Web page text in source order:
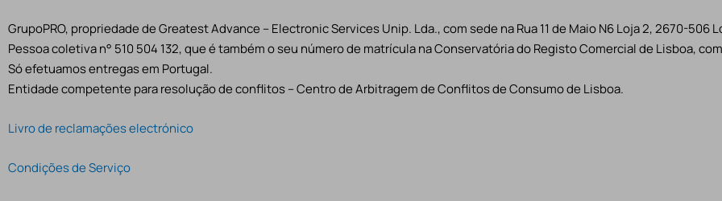
GrupoPRO, propriedade de Greatest Advance – Electronic Services Unip. Lda., com sede na Rua 11 de Maio N6 Loja 2, 2670-506
Pessoa coletiva n° 510 504 132, que é também o seu número de matrícula na Conservatória do Registo Comercial de Lisboa,
Só efetuamos entregas em Portugal.
Entidade competente para resolução de conflitos – Centro de Arbitragem de Conflitos de Consumo de Lisboa.
Livro de reclamações electrónico
Condições de Serviço